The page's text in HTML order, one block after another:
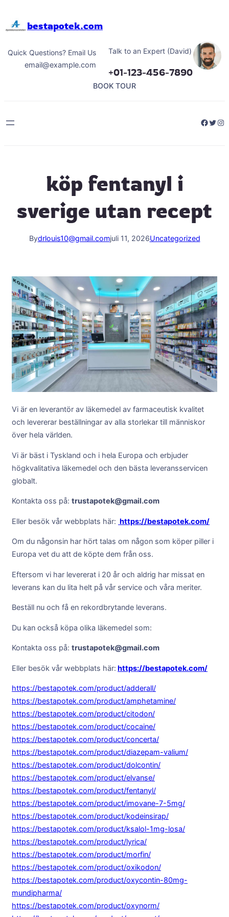
bestapotek.com
Quick Questions? Email Us
email@example.com
Talk to an Expert (David)
+01-123-456-7890
BOOK TOUR
köp fentanyl i
sverige utan recept
Bydrlouis10@gmail.comjuli 11, 2026Uncategorized
Vi är en leverantör av läkemedel av farmaceutisk kvalitet
och levererar beställningar av alla storlekar till människor
över hela världen.
Vi är bäst i Tyskland och i hela Europa och erbjuder
högkvalitativa läkemedel och den bästa leveransservicen
globalt.
Kontakta oss på: trustapotek@gmail.com
Eller besök vår webbplats här: https://bestapotek.com/
Om du någonsin har hört talas om någon som köper piller i
Europa vet du att de köpte dem från oss.
Eftersom vi har levererat i 20 år och aldrig har missat en
leverans kan du lita helt på vår service och våra meriter.
Beställ nu och få en rekordbrytande leverans.
Du kan också köpa olika läkemedel som:
Kontakta oss på: trustapotek@gmail.com
Eller besök vår webbplats här: https://bestapotek.com/
https://bestapotek.com/product/adderall/
https://bestapotek.com/product/amphetamine/
https://bestapotek.com/product/citodon/
https://bestapotek.com/product/cocaine/
https://bestapotek.com/product/concerta/
https://bestapotek.com/product/diazepam-valium/
https://bestapotek.com/product/dolcontin/
https://bestapotek.com/product/elvanse/
https://bestapotek.com/product/fentanyl/
https://bestapotek.com/product/imovane-7-5mg/
https://bestapotek.com/product/kodeinsirap/
https://bestapotek.com/product/ksalol-1mg-losa/
https://bestapotek.com/product/lyrica/
https://bestapotek.com/product/morfin/
https://bestapotek.com/product/oxikodon/
https://bestapotek.com/product/oxycontin-80mg-
mundipharma/
https://bestapotek.com/product/oxynorm/